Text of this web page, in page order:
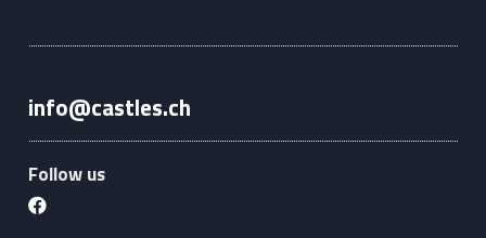
info@castles.ch
Follow us